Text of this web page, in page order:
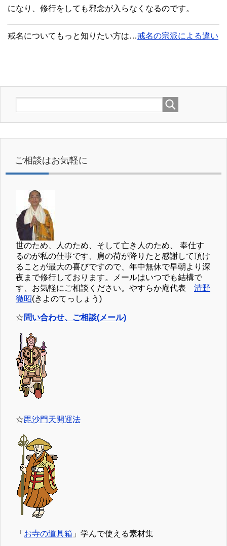
になり、修行をしても邪念が入らなくなるのです。
戒名についてもっと知りたい方は…戒名の宗派による違い
ご相談はお気軽に
世のため、人のため、そして亡き人のため、 奉仕す
るのが私の仕事です、肩の荷が降りたと感謝して頂け
ることが最大の喜びですので、年中無休で早朝より深
夜まで修行しております。メールはいつでも結構で
す、お気軽にご相談ください。やすらか庵代表 清野
徹昭(きよのてっしょう)
☆問い合わせ、ご相談(メール)
☆毘沙門天開運法
「 お寺の道具箱 」学んで使える素材集